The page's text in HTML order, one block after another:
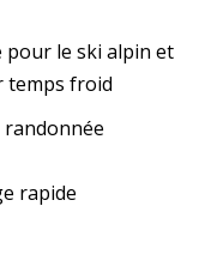
pour le ski alpin et
temps froid
randonnée
rapide